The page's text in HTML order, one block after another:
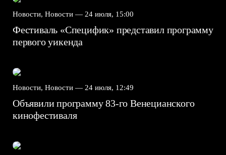
Новости, Новости — 24 июля, 15:00
Фестиваль «Специфик» представил программу
первого уикенда
Новости, Новости — 24 июля, 12:49
Объявили программу 83-го Венецианского
кинофестиваля